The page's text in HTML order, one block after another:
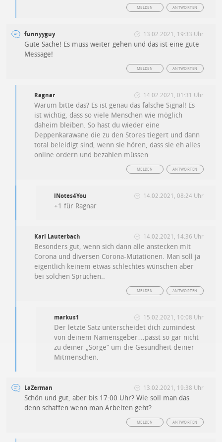
ANTWORTEN
MELDEN
funnyyguy 13.02.2021, 19:33 Uhr
Gute Sache! Es muss weiter gehen und das ist eine gute
Message!
ANTWORTEN
MELDEN
Ragnar 14.02.2021, 01:31 Uhr
Warum bitte das? Es ist genau das falsche Signal! Es
ist wichtig, dass so viele Menschen wie möglich
daheim bleiben. So hast du wieder eine
Deppenkarawane die zu den Stores tiegert und dann
total beleidigt sind, wenn sie hören, dass sie eh alles
online ordern und bezahlen müssen.
ANTWORTEN
MELDEN
iNotes4You 14.02.2021, 08:24 Uhr
+1 für Ragnar
Karl Lauterbach 14.02.2021, 14:36 Uhr
Besonders gut, wenn sich dann alle anstecken mit
Corona und diversen Corona-Mutationen. Man soll ja
eigentlich keinem etwas schlechtes wünschen aber
bei solchen Sprüchen..
ANTWORTEN
MELDEN
markus1 15.02.2021, 10:08 Uhr
Der letzte Satz unterscheidet dich zumindest
von deinem Namensgeber…passt so gar nicht
zu deiner „Sorge“ um die Gesundheit deiner
Mitmenschen.
LaZerman 13.02.2021, 19:38 Uhr
Schön und gut, aber bis 17:00 Uhr? Wie soll man das
denn schaffen wenn man Arbeiten geht?
ANTWORTEN
MELDEN